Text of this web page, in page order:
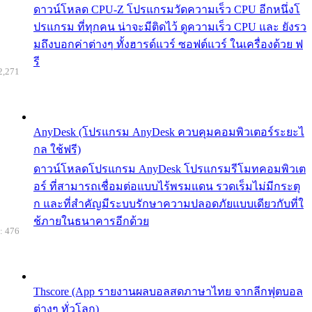
ดาวน์โหลด CPU-Z โปรแกรมวัดความเร็ว CPU อีกหนึ่งโ
ปรแกรม ที่ทุกคน น่าจะมีติดไว้ ดูความเร็ว CPU และ ยังรว
มถึงบอกค่าต่างๆ ทั้งฮารด์แวร์ ซอฟต์แวร์ ในเครื่องด้วย ฟ
รี
AnyDesk (โปรแกรม AnyDesk ควบคุมคอมพิวเตอร์ระยะไ
กล ใช้ฟรี)
ดาวน์โหลดโปรแกรม AnyDesk โปรแกรมรีโมทคอมพิวเต
อร์ ที่สามารถเชื่อมต่อแบบไร้พรมแดน รวดเร็มไม่มีกระตุ
ก และที่สำคัญมีระบบรักษาความปลอดภัยแบบเดียวกับที่ใ
ช้ภายในธนาคารอีกด้วย
Thscore (App รายงานผลบอลสดภาษาไทย จากลีกฟุตบอล
ต่างๆ ทั่วโลก)
476